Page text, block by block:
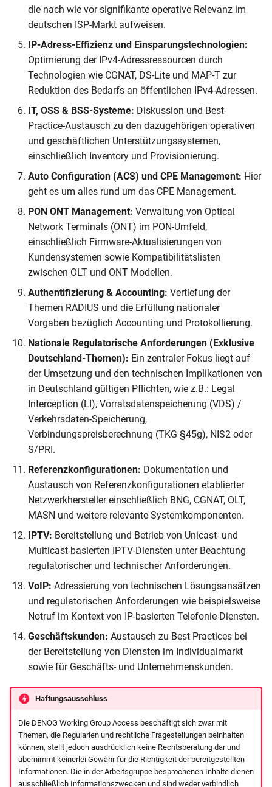
die nach wie vor signifikante operative Relevanz im
deutschen ISP-Markt aufweisen.
IP-Adress-Effizienz und Einsparungstechnologien:
Optimierung der IPv4-Adressressourcen durch
Technologien wie CGNAT, DS-Lite und MAP-T zur
Reduktion des Bedarfs an öffentlichen IPv4-Adressen.
IT, OSS & BSS-Systeme: Diskussion und Best-
Practice-Austausch zu den dazugehörigen operativen
und geschäftlichen Unterstützungssystemen,
einschließlich Inventory und Provisionierung.
Auto Configuration (ACS) und CPE Management: Hier
geht es um alles rund um das CPE Management.
PON ONT Management: Verwaltung von Optical
Network Terminals (ONT) im PON-Umfeld,
einschließlich Firmware-Aktualisierungen von
Kundensystemen sowie Kompatibilitätslisten
zwischen OLT und ONT Modellen.
Authentifizierung & Accounting: Vertiefung der
Themen RADIUS und die Erfüllung nationaler
Vorgaben bezüglich Accounting und Protokollierung.
Nationale Regulatorische Anforderungen (Exklusive
Deutschland-Themen): Ein zentraler Fokus liegt auf
der Umsetzung und den technischen Implikationen von
in Deutschland gültigen Pflichten, wie z.B.: Legal
Interception (LI), Vorratsdatenspeicherung (VDS) /
Verkehrsdaten-Speicherung,
Verbindungspreisberechnung (TKG §45g), NIS2 oder
S/PRI.
Referenzkonfigurationen: Dokumentation und
Austausch von Referenzkonfigurationen etablierter
Netzwerkhersteller einschließlich BNG, CGNAT, OLT,
MASN und weitere relevante Systemkomponenten.
IPTV: Bereitstellung und Betrieb von Unicast- und
Multicast-basierten IPTV-Diensten unter Beachtung
regulatorischer und technischer Anforderungen.
VoIP: Adressierung von technischen Lösungsansätzen
und regulatorischen Anforderungen wie beispielsweise
Notruf im Kontext von IP-basierten Telefonie-Diensten.
Geschäftskunden: Austausch zu Best Practices bei
der Bereitstellung von Diensten im Individualmarkt
sowie für Geschäfts- und Unternehmenskunden.
Haftungsausschluss
Die DENOG Working Group Access beschäftigt sich zwar mit
Themen, die Regularien und rechtliche Fragestellungen beinhalten
können, stellt jedoch ausdrücklich keine Rechtsberatung dar und
übernimmt keinerlei Gewähr für die Richtigkeit der bereitgestellten
Informationen. Die in der Arbeitsgruppe besprochenen Inhalte dienen
ausschließlich Informationszwecken und sind weder verbindlich